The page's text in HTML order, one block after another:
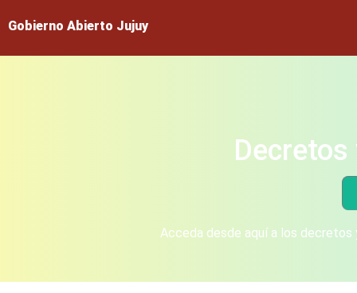
Gobierno Abierto Jujuy
Acceda desde aquí a los